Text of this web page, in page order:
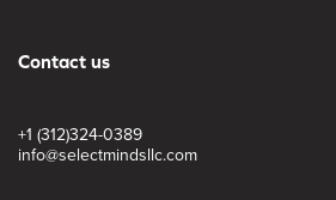
Contact us
+1 (312)324-0389
info@selectmindsllc.com